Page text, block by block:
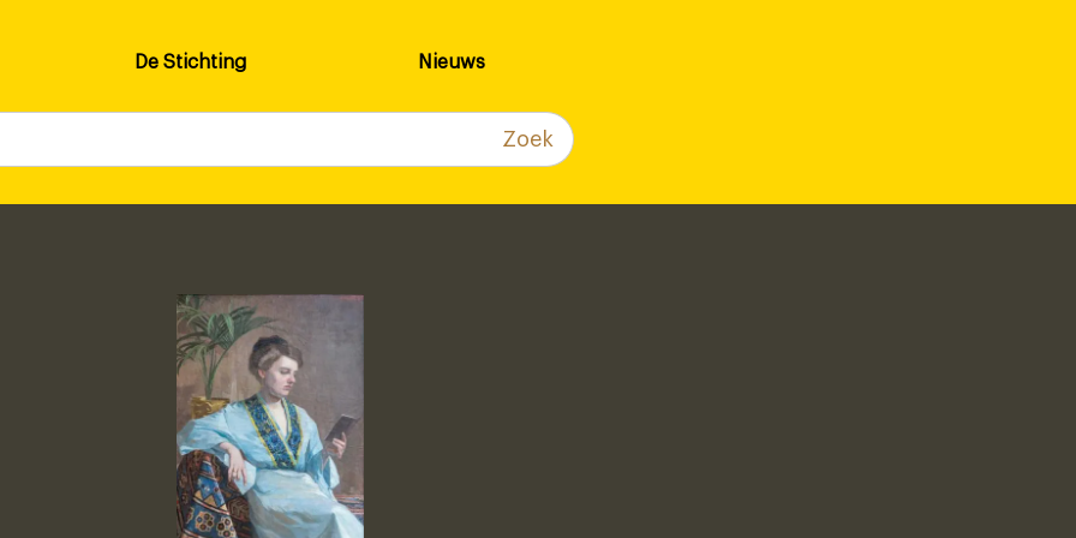
De Stichting Nieuws